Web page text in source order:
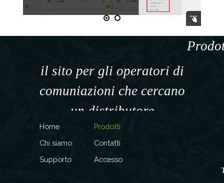
il sito per gli operatori di
comuniazioni che cercano
un distributore
specializzato
Home
Prodotti
Chi siamo
Contatti
Supporto
Accesso